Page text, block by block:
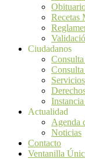
Recetas
Ciudadanos
Servicios
Actualidad
Agenda
Noticias
Contacto
Ventanilla